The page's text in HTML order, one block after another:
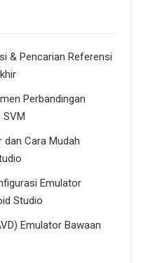
& Pencarian Referensi
Perbandingan
dan Cara Mudah
Emulator
Studio
Emulator Bawaan